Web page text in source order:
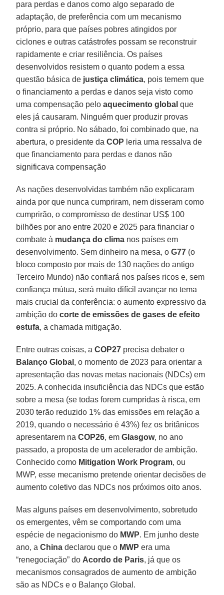
para perdas e danos como algo separado de
adaptação, de preferência com um mecanismo
próprio, para que países pobres atingidos por
ciclones e outras catástrofes possam se reconstruir
rapidamente e criar resiliência. Os países
desenvolvidos resistem o quanto podem a essa
questão básica de justiça climática, pois temem que
o financiamento a perdas e danos seja visto como
uma compensação pelo aquecimento global que
eles já causaram. Ninguém quer produzir provas
contra si próprio. No sábado, foi combinado que, na
abertura, o presidente daCOP leria uma ressalva de
que financiamento para perdas e danos não
significava compensação
As nações desenvolvidas também não explicaram
ainda por que nunca cumpriram, nem disseram como
cumprirão, o compromisso de destinar US$ 100
bilhões por ano entre 2020 e 2025 para financiar o
combate à mudança do clima nos países em
desenvolvimento. Sem dinheiro na mesa, oG77 (o
bloco composto por mais de 130 nações do antigo
Terceiro Mundo) não confiará nos países ricos e, sem
confiança mútua, será muito difícil avançar no tema
mais crucial da conferência: o aumento expressivo da
ambição docorte de emissões de gases de efeito
estufa, a chamada mitigação.
Entre outras coisas, aCOP27 precisa debater o
Balanço Global , o momento de 2023 para orientar a
apresentação das novas metas nacionais (NDCs) em
2025. A conhecida insuficiência das NDCs que estão
sobre a mesa (se todas forem cumpridas à risca, em
2030 terão reduzido 1% das emissões em relação a
2019, quando o necessário é 43%) fez os britânicos
apresentarem naCOP26, em Glasgow, no ano
passado, a proposta de um acelerador de ambição.
Conhecido como Mitigation Work Program, ou
MWP, esse mecanismo pretende orientar decisões de
aumento coletivo das NDCs nos próximos oito anos.
Mas alguns países em desenvolvimento, sobretudo
os emergentes, vêm se comportando com uma
espécie de negacionismo do MWP. Em junho deste
ano, aChina declarou que o MWP era uma
“renegociação” do Acordo de Paris, já que os
mecanismos consagrados de aumento de ambição
são as NDCs e o Balanço Global.